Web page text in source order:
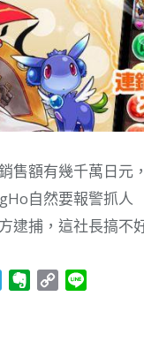
售額有幾千萬日元
自然要報警抓人
逮捕，這社長搞不
TelegramEvernote
Copy